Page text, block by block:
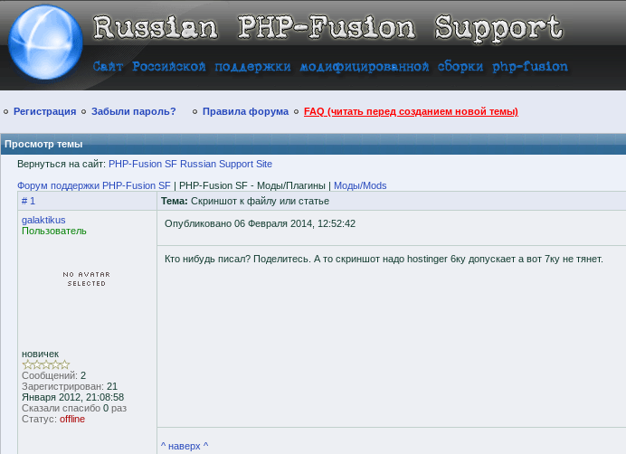
Регистрация Забыли пароль? Правила форума FAQ (читать перед созданием новой темы)
Просмотр темы
Вернуться на сайт: PHP-Fusion SF Russian Support Site
Форум поддержки PHP-Fusion SF| PHP-Fusion SF - Моды/Плагины | Моды/Mods
# 1
Тема: Скриншот к файлу или статье
galaktikus
Пользователь
новичек
Сообщений: 2
Зарегистрирован: 21
Января 2012, 21:08:58
Сказали спасибо 0раз
Статус: offline
Опубликовано 06 Февраля 2014, 12:52:42
Кто нибудь писал? Поделитесь. А то скриншот надо hostinger 6ку допускает а вот 7ку не тянет.
^ наверх ^